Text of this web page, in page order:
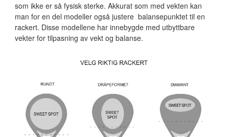
som ikke er så fysisk sterke. Akkurat som med vekten kan
man for en del modeller også justere balansepunktet til en
rackert. Disse modellene har innebygde med utbyttbare
vekter for tilpasning av vekt og balanse.